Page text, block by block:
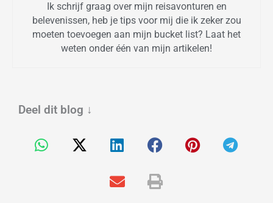
Ik schrijf graag over mijn reisavonturen en
belevenissen, heb je tips voor mij die ik zeker zou
moeten toevoegen aan mijn bucket list? Laat het
weten onder één van mijn artikelen!
Deel dit blog ↓